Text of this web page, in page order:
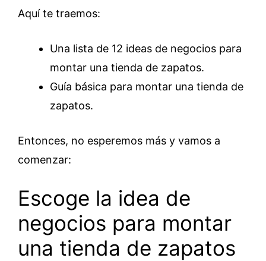
Aquí te traemos:
Una lista de 12 ideas de negocios para
montar una tienda de zapatos.
Guía básica para montar una tienda de
zapatos.
Entonces, no esperemos más y vamos a
comenzar:
Escoge la idea de
negocios para montar
una tienda de zapatos